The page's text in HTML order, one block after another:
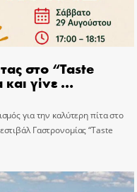
στο “Taste
γίνε …
για την καλύτερη πίτα στο
Γαστρονομίας “Taste